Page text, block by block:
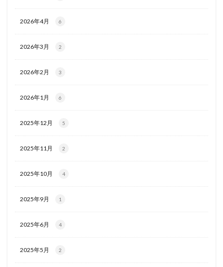
2026年4月 6
2026年3月 2
2026年2月 3
2026年1月 6
2025年12月 5
2025年11月 2
2025年10月 4
2025年9月 1
2025年6月 4
2025年5月 2